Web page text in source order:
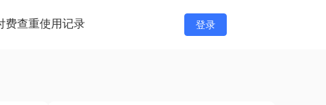
费查重使用记录 登录